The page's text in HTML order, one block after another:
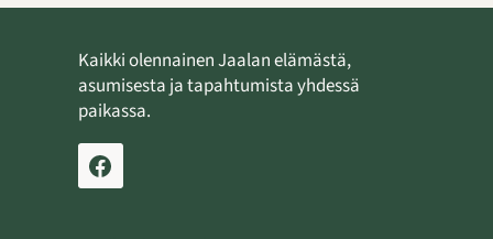
Kaikki olennainen Jaalan elämästä,
asumisesta ja tapahtumista yhdessä
paikassa.